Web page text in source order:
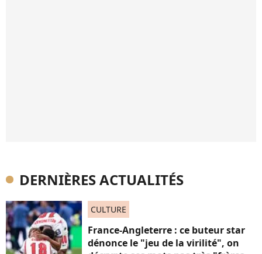
DERNIÈRES ACTUALITÉS
CULTURE
France-Angleterre : ce buteur star
dénonce le "jeu de la virilité", on